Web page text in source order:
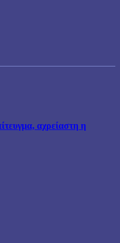
αχρείαστη η